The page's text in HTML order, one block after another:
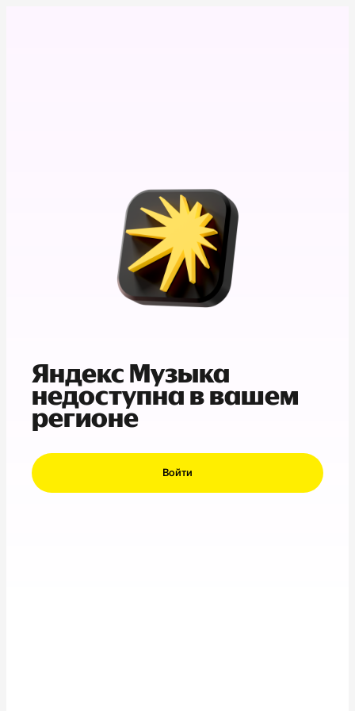
Яндекс Музыка
недоступна в вашем
регионе
Войти